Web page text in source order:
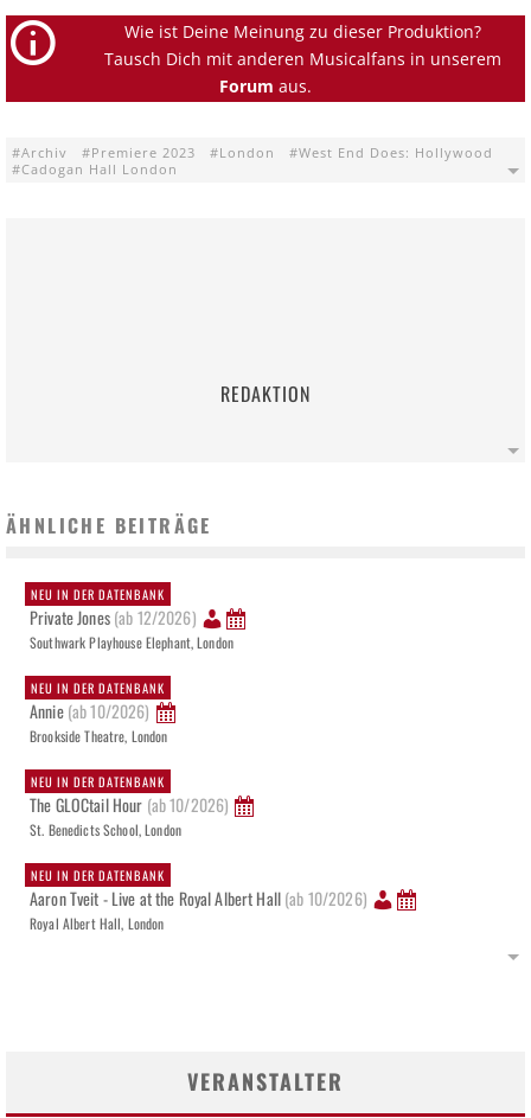
Wie ist Deine Meinung zu dieser Produktion?
Tausch Dich mit anderen Musicalfans in unserem
Forum aus.
Archiv Premiere 2023 London
West End Does: Hollywood
Cadogan Hall London
REDAKTION
ÄHNLICHE BEITRÄGE
NEU IN DER DATENBANK
Private Jones(ab 12/2026)
Southwark Playhouse Elephant, London
NEU IN DER DATENBANK
Annie(ab 10/2026)
Brookside Theatre, London
NEU IN DER DATENBANK
The GLOCtail Hour (ab 10/2026)
St. Benedicts School, London
NEU IN DER DATENBANK
Aaron Tveit - Live at the Royal Albert Hall(ab 10/2026)
Royal Albert Hall, London
VERANSTALTER